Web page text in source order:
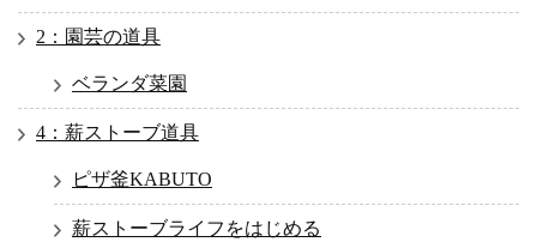
2：園芸の道具
ベランダ菜園
4：薪ストーブ道具
ピザ釜KABUTO
薪ストーブライフをはじめる